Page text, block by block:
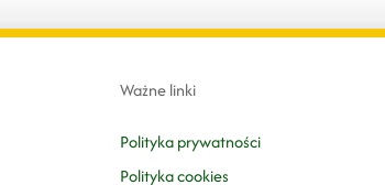
Ważne linki
Polityka prywatności
Polityka cookies